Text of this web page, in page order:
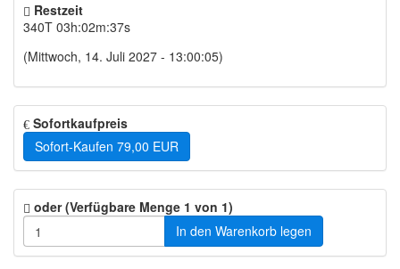
Restzeit
340T 03h:02m:37s
(Mittwoch, 14. Juli 2027 - 13:00:05)
Sofortkaufpreis
Sofort-Kaufen 79,00 EUR
oder (Verfügbare Menge 1 von 1)
In den Warenkorb legen